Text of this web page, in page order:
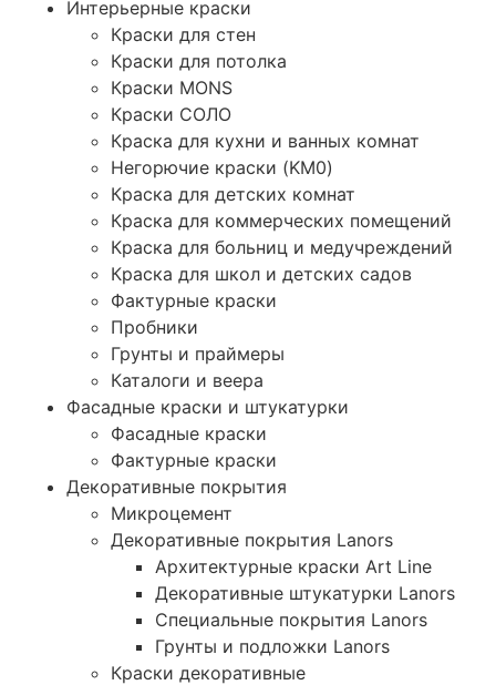
Интерьерные краски
Краски для стен
Краски для потолка
Краски MONS
Краски СОЛО
Краска для кухни и ванных комнат
Негорючие краски (KM0)
Краска для детских комнат
Краска для коммерческих помещений
Краска для больниц и медучреждений
Краска для школ и детских садов
Фактурные краски
Пробники
Грунты и праймеры
Каталоги и веера
Фасадные краски и штукатурки
Фасадные краски
Фактурные краски
Декоративные покрытия
Микроцемент
Декоративные покрытия Lanors
Архитектурные краски Art Line
Декоративные штукатурки Lanors
Специальные покрытия Lanors
Грунты и подложки Lanors
Краски декоративные